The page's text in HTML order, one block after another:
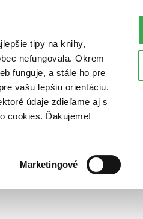
tipy na knihy,
nefungovala. Okrem
funguje, a stále ho pre
vašu lepšiu orientáciu.
údaje zdieľame aj s
cookies. Ďakujeme!
Marketingové